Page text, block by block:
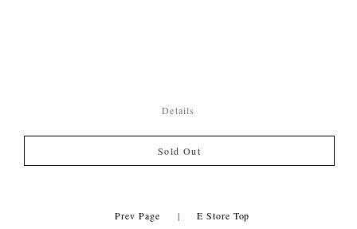
Details
Sold Out
Prev Page | E Store Top